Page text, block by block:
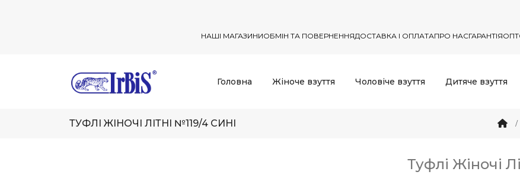
НАШІ МАГАЗИНИОБМІН ТА ПОВЕРНЕННЯДОСТАВКА І ОПЛАТАПРО НАСГАРАНТІЯ
Головна Жіноче взуття Чоловіче взуття Дитяче взуття
ТУФЛІ ЖІНОЧІ ЛІТНІ №119/4 СИНІ
Туфлі Жіночі